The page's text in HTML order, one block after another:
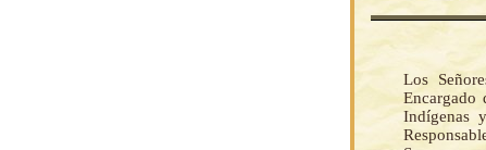
Los
Encargado
Indígenas